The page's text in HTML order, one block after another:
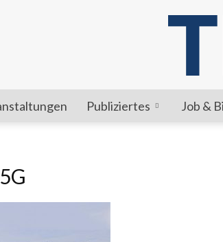
Publiziertes Job &